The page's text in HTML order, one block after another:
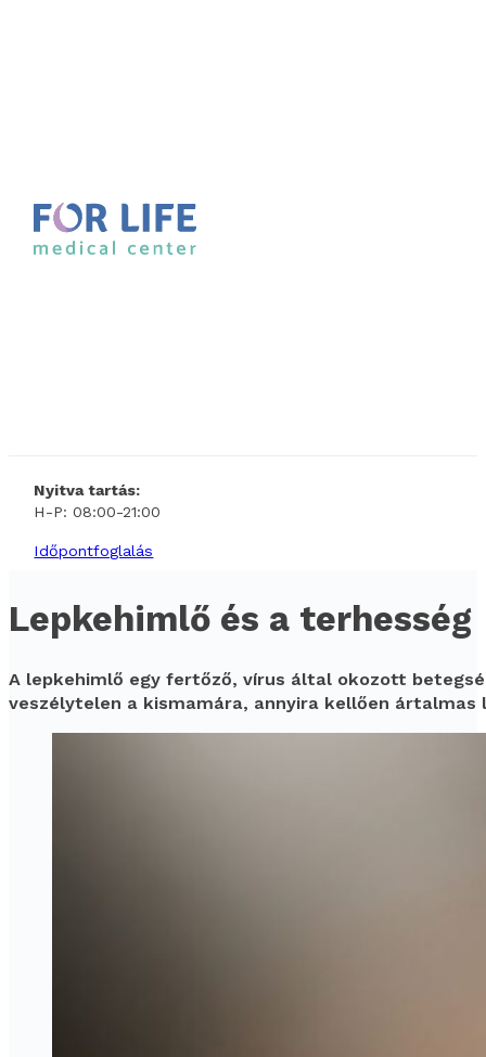
Nyitva tartás:
H-P: 08:00-21:00
Időpontfoglalás
Lepkehimlő és a terhesség
A lepkehimlő egy fertőző, vírus által okozott
veszélytelen a kismamára, annyira kellően